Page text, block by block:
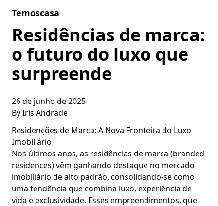
Temoscasa
Residências de marca:
o futuro do luxo que
surpreende
26 de junho de 2025
ByIris Andrade
Residenções de Marca: A Nova Fronteira do Luxo
Imobiliário
Nos últimos anos, as residências de marca (branded
residences) vêm ganhando destaque no mercado
imobiliário de alto padrão, consolidando-se como
uma tendência que combina luxo, experiência de
vida e exclusividade. Esses empreendimentos, que